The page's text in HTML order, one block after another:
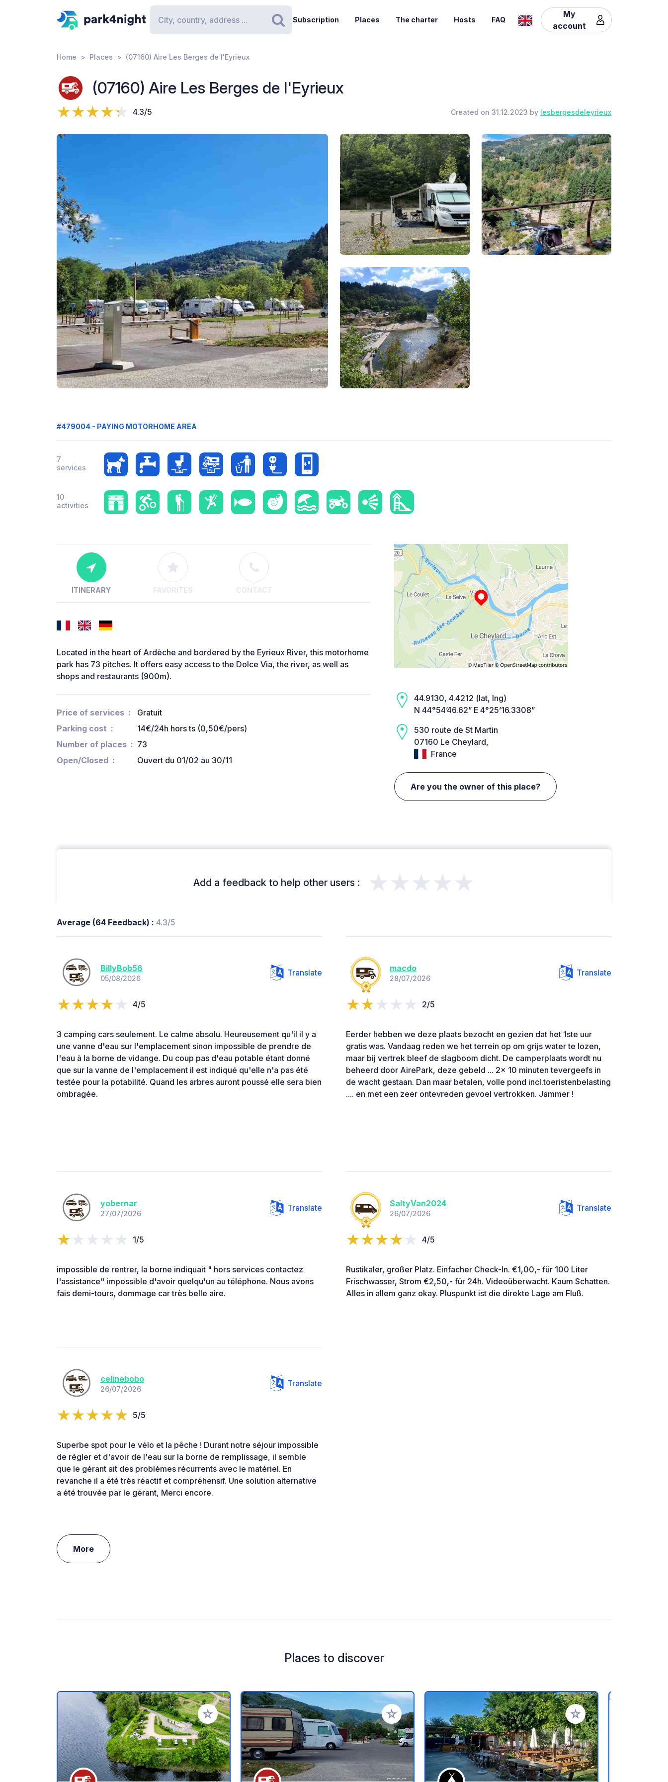
Search
Subscription Places The charter Hosts FAQ
My
account
Home Places (07160) Aire Les Berges de l'Eyrieux
(07160) Aire Les Berges de l'Eyrieux
4.3/5 Created on 31.12.2023 by lesbergesdeleyrieux
#479004 - PAYING MOTORHOME AREA
7
services
10
activities
ITINERARY FAVORITES CONTACT
Located in the heart of Ardèche and bordered by the Eyrieux River, this motorhome
park has 73 pitches. It offers easy access to the Dolce Via, the river, as well as
shops and restaurants (900m).
Price of services
Gratuit
Parking cost
14€/24h hors ts (0,50€/pers)
Number of places
73
Open/Closed
Ouvert du 01/02 au 30/11
44.9130, 4.4212 (lat, lng)
N 44°54’46.62” E 4°25’16.3308”
530 route de St Martin
07160 Le Cheylard,
France
Are you the owner of this place?
Add a feedback to help other users : ★★★★★
Average (64 Feedback) : 4.3/5
BillyBob56
05/08/2026
Translate
4/5
3 camping cars seulement. Le calme absolu. Heureusement qu'il il y a
une vanne d'eau sur l'emplacement sinon impossible de prendre de
l'eau à la borne de vidange. Du coup pas d'eau potable étant donné
que sur la vanne de l'emplacement il est indiqué qu'elle n'a pas été
testée pour la potabilité. Quand les arbres auront poussé elle sera bien
ombragée.
macdo
28/07/2026
Translate
2/5
Eerder hebben we deze plaats bezocht en gezien dat het 1ste uur
gratis was. Vandaag reden we het terrein op om grijs water te lozen,
maar bij vertrek bleef de slagboom dicht. De camperplaats wordt nu
beheerd door AirePark, deze gebeld ... 2x 10 minuten tevergeefs in
de wacht gestaan. Dan maar betalen, volle pond incl.toeristenbelasting
.... en met een zeer ontevreden gevoel vertrokken. Jammer !
yobernar
27/07/2026
Translate
1/5
impossible de rentrer, la borne indiquait " hors services contactez
l'assistance" impossible d'avoir quelqu'un au téléphone. Nous avons
fais demi-tours, dommage car très belle aire.
SaltyVan2024
26/07/2026
Translate
4/5
Rustikaler, großer Platz. Einfacher Check-In. €1,00,- für 100 Liter
Frischwasser, Strom €2,50,- für 24h. Videoüberwacht. Kaum Schatten.
Alles in allem ganz okay. Pluspunkt ist die direkte Lage am Fluß.
celinebobo
26/07/2026
Translate
5/5
Superbe spot pour le vélo et la pêche ! Durant notre séjour impossible
de régler et d'avoir de l'eau sur la borne de remplissage, il semble
que le gérant ait des problèmes récurrents avec le matériel. En
revanche il a été très réactif et compréhensif. Une solution alternative
a été trouvée par le gérant, Merci encore.
More
Places to discover
Add to your favorites Add to your favorites Add to your favorites